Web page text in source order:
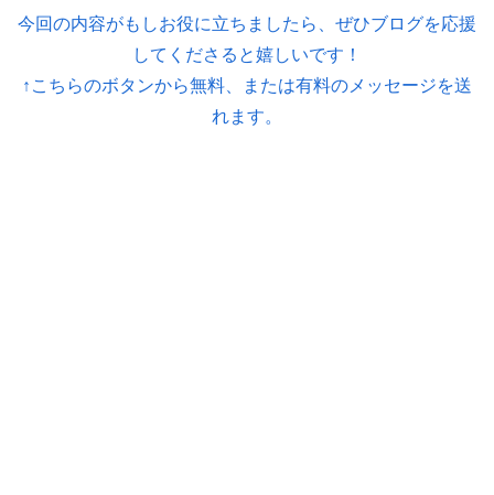
今回の内容がもしお役に立ちましたら、ぜひブログを応援
してくださると嬉しいです！
↑こちらのボタンから無料、または有料のメッセージを送
れます。